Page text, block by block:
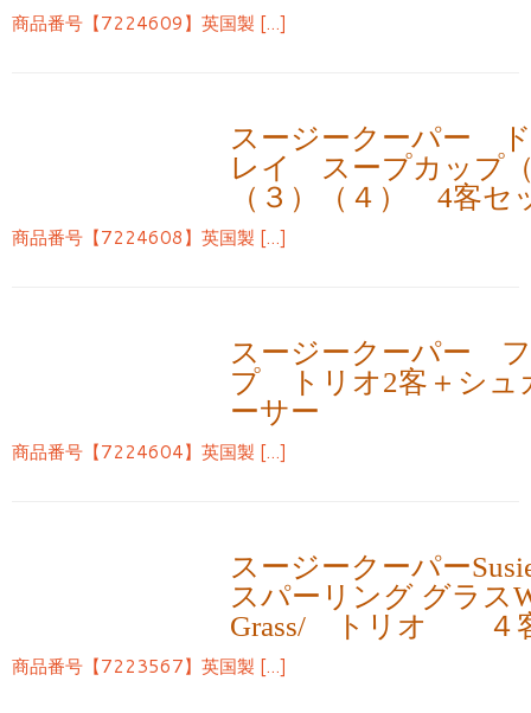
商品番号【7224609】英国製 […]
スージークーパー
レイ スープカップ
（３）（４） 4客
商品番号【7224608】英国製 […]
スージークーパー
プ トリオ2客＋シュ
ーサー
商品番号【7224604】英国製 […]
スージークーパー
スパーリング グラス
Grass/ トリオ ４
商品番号【7223567】英国製 […]